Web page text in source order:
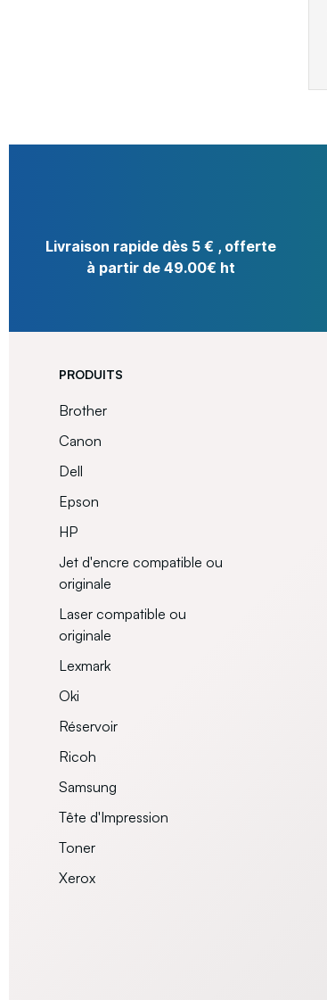
Livraison rapide dès 5 € , offerte
à partir de 49.00€ ht
PRODUITS
Brother
Canon
Dell
Epson
HP
Jet d'encre compatible ou
originale
Laser compatible ou
originale
Lexmark
Oki
Réservoir
Ricoh
Samsung
Tête d'Impression
Toner
Xerox